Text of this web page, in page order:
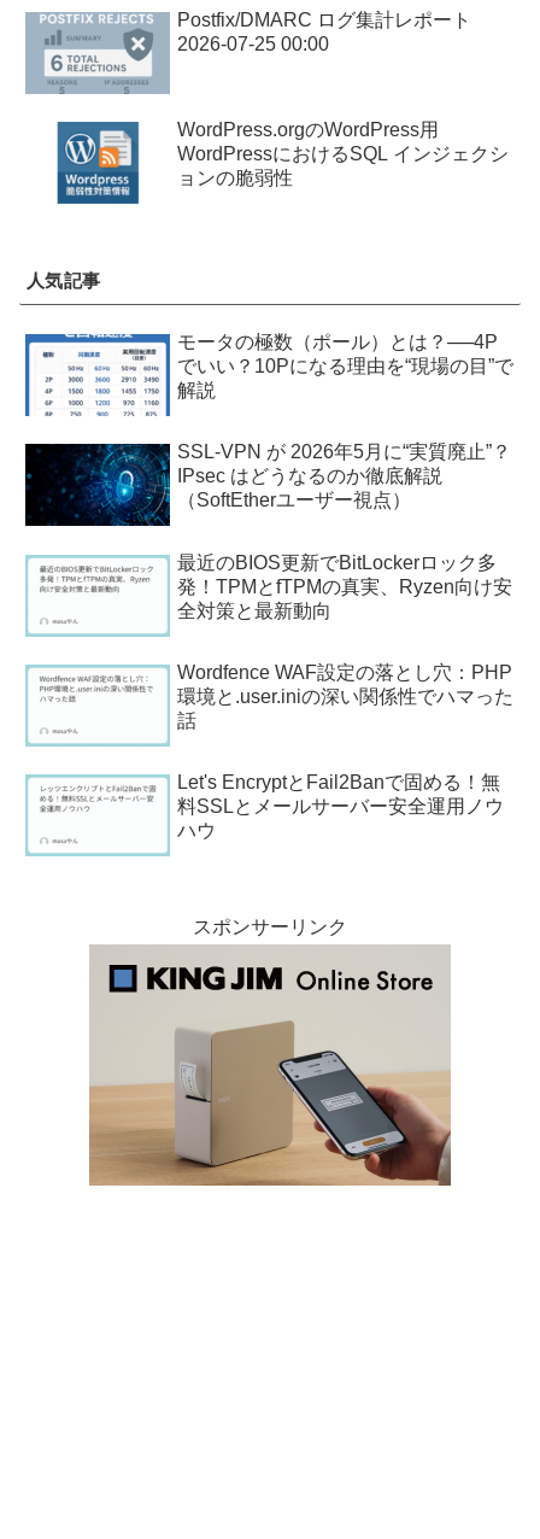
Postfix/DMARC ログ集計レポート
2026-07-25 00:00
WordPress.orgのWordPress用
WordPressにおけるSQL インジェクシ
ョンの脆弱性
人気記事
モータの極数（ポール）とは？──4P
でいい？10Pになる理由を“現場の目”で
解説
SSL-VPN が 2026年5月に“実質廃止”？
IPsec はどうなるのか徹底解説
（SoftEtherユーザー視点）
最近のBIOS更新でBitLockerロック多
発！TPMとfTPMの真実、Ryzen向け安
全対策と最新動向
Wordfence WAF設定の落とし穴：PHP
環境と.user.iniの深い関係性でハマった
話
Let's EncryptとFail2Banで固める！無
料SSLとメールサーバー安全運用ノウ
ハウ
スポンサーリンク